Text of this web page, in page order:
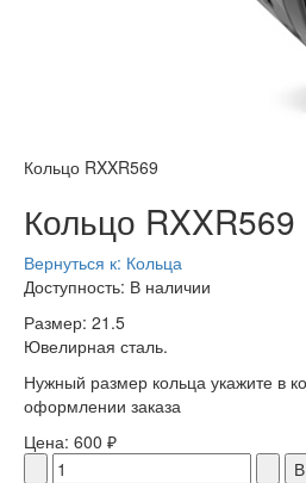
Кольцо RXXR569
Кольцо RXXR569
Вернуться к: Кольца
Доступность: В наличии
Размер: 21.5
Ювелирная сталь.
Нужный размер кольца укажите в
оформлении заказа
Цена: 600 ₽